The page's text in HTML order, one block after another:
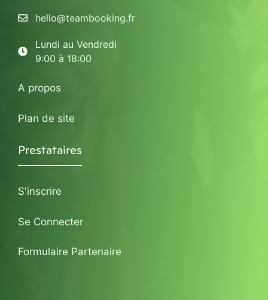
hello@teambooking.fr
Lundi au Vendredi
9:00 à 18:00
A propos
Plan de site
Prestataires
S'inscrire
Se Connecter
Formulaire Partenaire